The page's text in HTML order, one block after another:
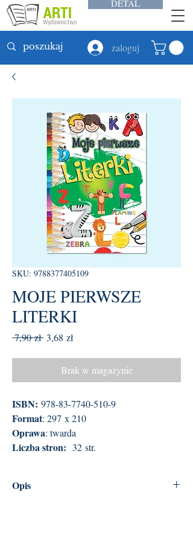
DETAL
zaloguj
SKU: 9788377405109
MOJE PIERWSZE
LITERKI
7,90 zł Regularna
3,68 złCena
Brak w magazynie
ISBN: 978-83-7740-510-9
Format: 297 x 210
Oprawa: twarda
Liczba stron: 32 str.
Opis